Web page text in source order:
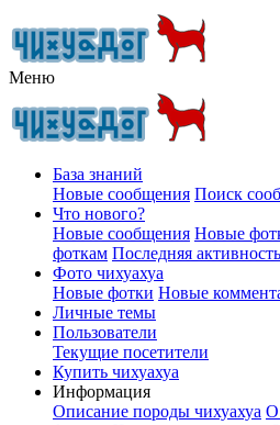
Меню
База знаний
Новые сообщения Поиск
Что нового?
Новые сообщения Новые
фоткам Последняя активность
Фото чихуахуа
Новые фотки Новые
Личные темы
Пользователи
Текущие посетители
Купить чихуахуа
Информация
Описание породы чихуахуа О